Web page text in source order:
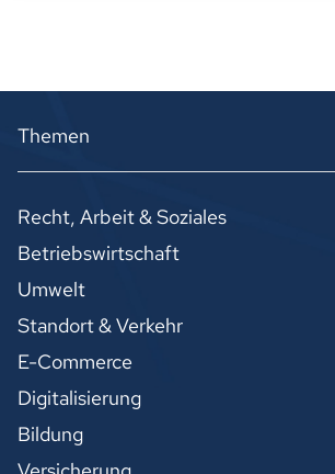
Themen
Recht, Arbeit & Soziales
Betriebswirtschaft
Umwelt
Standort & Verkehr
E-Commerce
Digitalisierung
Bildung